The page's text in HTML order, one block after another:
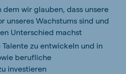
dem wir glauben, dass unsere
unseres Wachstums sind und
Unterschied machst
Talente zu entwickeln und in
berufliche
investieren